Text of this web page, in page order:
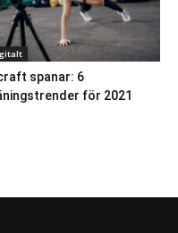
spanar: 6
för 2021